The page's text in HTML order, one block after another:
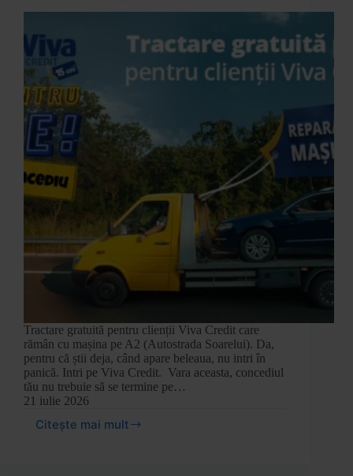
Tractare gratuită pentru clienții Viva Credit care
rămân cu mașina pe A2 (Autostrada Soarelui). Da,
pentru că știi deja, când apare beleaua, nu intri în
panică. Intri pe Viva Credit. Vara aceasta, concediul
tău nu trebuie să se termine pe…
21 iulie 2026
Citește mai mult